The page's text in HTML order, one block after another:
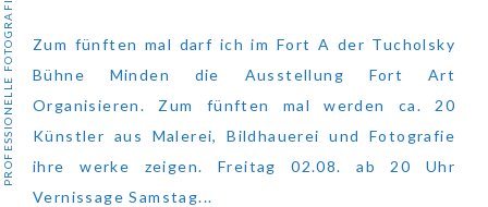
Zum fünften mal darf ich im Fort A der Tucholsky
Bühne Minden die Ausstellung Fort Art
Organisieren. Zum fünften mal werden ca. 20
Künstler aus Malerei, Bildhauerei und Fotografie
ihre werke zeigen. Freitag 02.08. ab 20 Uhr
Vernissage Samstag...